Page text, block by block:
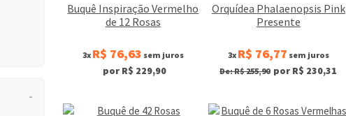
Buquê Inspiração Vermelho
de 12 Rosas
3x R$ 76,63 sem juros
por R$ 229,90
Orquídea Phalaenopsis Pink
Presente
3x R$ 76,77 sem juros
De: R$ 255,90 por R$ 230,31